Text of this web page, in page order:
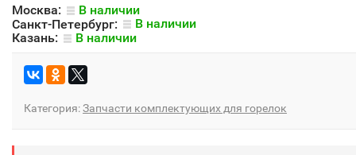
Москва:
В наличии
Санкт-Петербург:
В наличии
Казань:
В наличии
Категория:Запчасти комплектующих для горелок